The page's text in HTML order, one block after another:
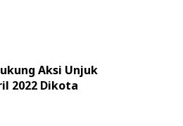
Aksi Unjuk
2022 Dikota